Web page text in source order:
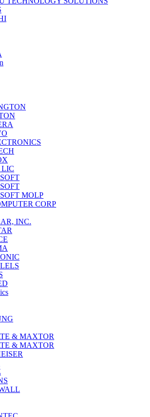
LIC
MOLP
CORP
INC.
& MAXTOR
& MAXTOR